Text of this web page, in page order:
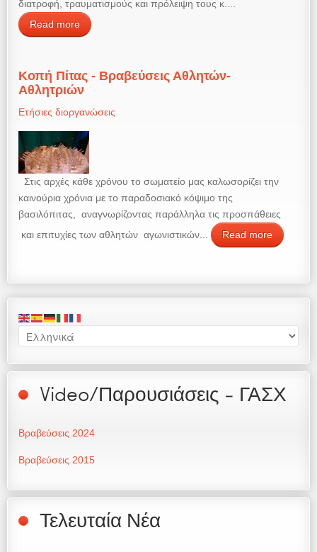
διατροφή, τραυματισμούς και πρόλειψη τους κ....
Read more
Κοπή Πίτας - Βραβεύσεις Αθλητών-
Αθλητριών
Ετήσιες διοργανώσεις
Στις αρχές κάθε χρόνου το σωματείο μας καλωσορίζει την
καινούρια χρόνια με το παραδοσιακό κόψιμο της
βασιλόπιτας, αναγνωρίζοντας παράλληλα τις προσπάθειες
και επιτυχίες των αθλητών αγωνιστικών...
Read more
Video/Παρουσιάσεις - ΓΑΣΧ
Βραβεύσεις 2024
Βραβεύσεις 2015
Τελευταία Νέα